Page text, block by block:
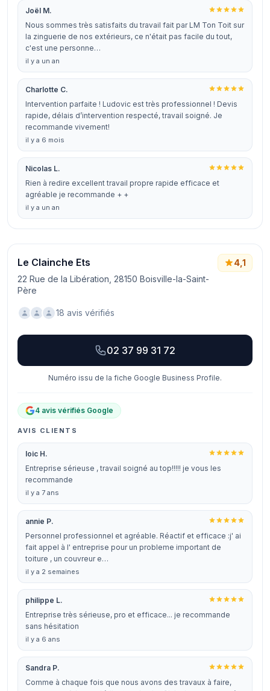
Joël M.
Nous sommes très satisfaits du travail fait par LM Ton Toit sur
la zinguerie de nos extérieurs, ce n'était pas facile du tout,
c'est une personne…
il y a un an
Charlotte C.
Intervention parfaite ! Ludovic est très professionnel ! Devis
rapide, délais d’intervention respecté, travail soigné. Je
recommande vivement!
il y a 6 mois
Nicolas L.
Rien à redire excellent travail propre rapide efficace et
agréable je recommande + +
il y a un an
Le Clainche Ets
22 Rue de la Libération, 28150 Boisville-la-Saint-
Père
4,1
18 avis vérifiés
02 37 99 31 72
Numéro issu de la fiche Google Business Profile.
4 avis vérifiés Google
AVIS CLIENTS
loic H.
Entreprise sérieuse , travail soigné au top!!!!! je vous les
recommande
il y a 7 ans
annie P.
Personnel professionnel et agréable. Réactif et efficace :j' ai
fait appel à l' entreprise pour un probleme important de
toiture , un couvreur e…
il y a 2 semaines
philippe L.
Entreprise très sérieuse, pro et efficace... je recommande
sans hésitation
il y a 6 ans
Sandra P.
Comme à chaque fois que nous avons des travaux à faire,